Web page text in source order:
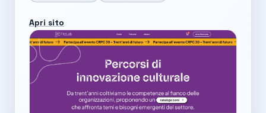
Apri sito